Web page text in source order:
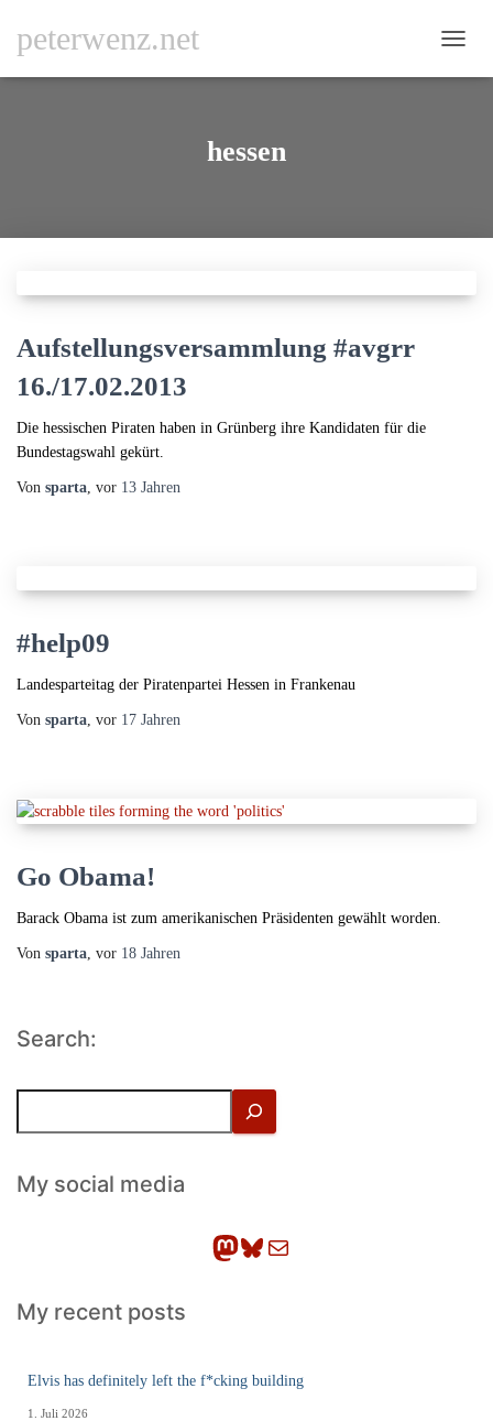
peterwenz.net
hessen
Aufstellungsversammlung #avgrr
16./17.02.2013
Die hessischen Piraten haben in Grünberg ihre Kandidaten für die
Bundestagswahl gekürt.
Von sparta, vor 13 Jahren
#help09
Landesparteitag der Piratenpartei Hessen in Frankenau
Von sparta, vor 17 Jahren
Go Obama!
Barack Obama ist zum amerikanischen Präsidenten gewählt worden.
Von sparta , vor 18 Jahren
Search:
h
eMy social media
Mastodon Bluesky E-Mail
My recent posts
Elvis has definitely left the f*cking building
1. Juli 2026